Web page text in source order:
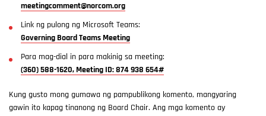
meetingcomment@norcom.org
Link ng pulong ng Microsoft Teams:
Governing Board Teams Meeting
Para mag-dial in para makinig sa meeting:
(360) 588-1620, Meeting ID: 874 938 654#
Kung gusto mong gumawa ng pampublikong komento, mangyaring
gawin ito kapag tinanong ng Board Chair. Ang mga komento ay